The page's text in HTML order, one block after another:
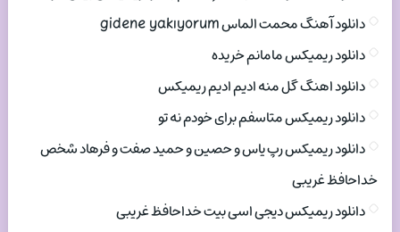
دانلود آهنگ محمت الماس gidene yakıyorum
دانلود ریمیکس مامانم خریده
دانلود اهنگ گل منه ادیم ادیم ریمیکس
دانلود ریمیکس متاسفم برای خودم نه تو
دانلود ریمیکس رپ یاس و حصین و حمید صفت و فرهاد شخص
خداحافظ غریبی
دانلود ریمیکس دیجی اسی بیت خداحافظ غریبی